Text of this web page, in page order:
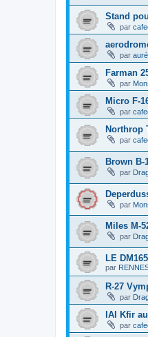
Stand
par
par
Farman
par
Micro F-
par
Northrop
par
Brown B-
par
par
Miles M-
par
LE
par
R-27
par
IAI Kfir
par